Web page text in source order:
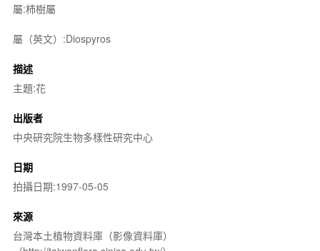
屬:柿樹屬
屬（英文）:Diospyros
描述
主題:花
出版者
中央研究院生物多樣性研究中心
日期
拍攝日期:1997-05-05
來源
台灣本土植物資料庫（影像資料庫）